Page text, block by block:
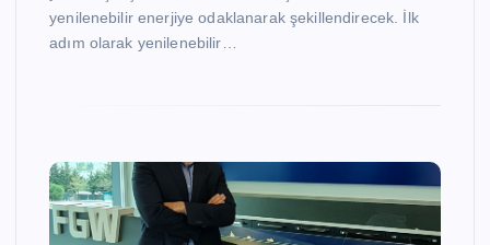
yenilenebilir enerjiye odaklanarak şekillendirecek. İlk
adım olarak yenilenebilir…